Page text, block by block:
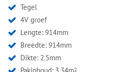
Tegel
4V groef
Lengte: 914mm
Breedte: 914mm
Dikte: 2.5mm
2